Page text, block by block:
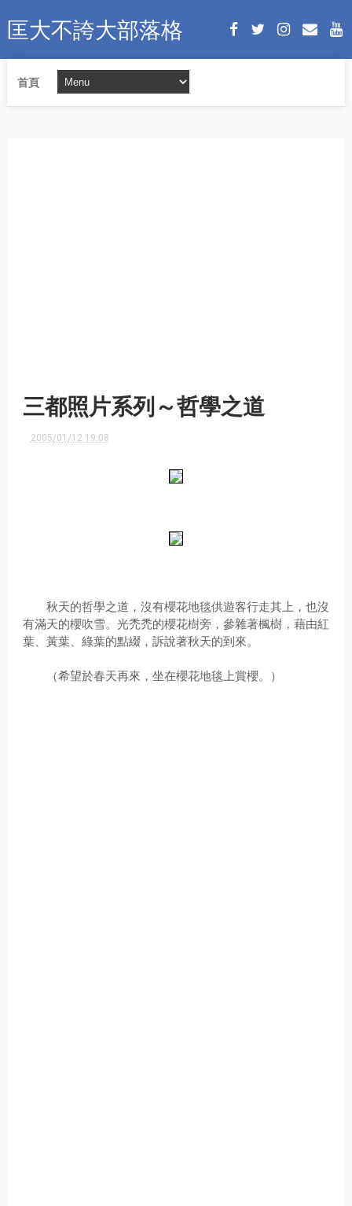
匡大不誇大部落格
首頁
三都照片系列～哲學之道
2005/01/12 19:08
秋天的哲學之道，沒有櫻花地毯供遊客行走其上，也沒
有滿天的櫻吹雪。光禿禿的櫻花樹旁，參雜著楓樹，藉由紅
葉、黃葉、綠葉的點綴，訴說著秋天的到來。
（希望於春天再來，坐在櫻花地毯上賞櫻。）